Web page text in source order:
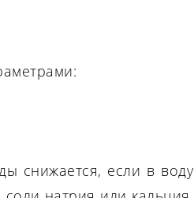
снижается, если в воду